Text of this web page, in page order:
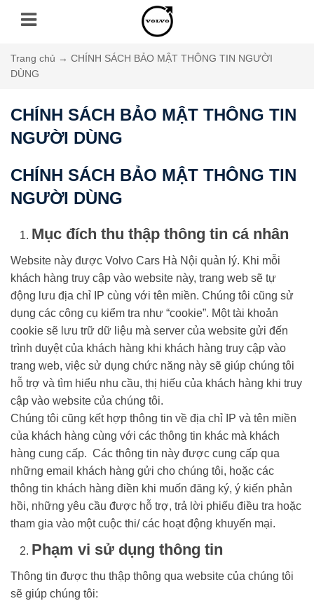
Trang chủ → CHÍNH SÁCH BẢO MẬT THÔNG TIN NGƯỜI
DÙNG
CHÍNH SÁCH BẢO MẬT THÔNG TIN
NGƯỜI DÙNG
CHÍNH SÁCH BẢO MẬT THÔNG TIN
NGƯỜI DÙNG
Mục đích thu thập thông tin cá nhân
Website này được Volvo Cars Hà Nội quản lý. Khi mỗi
khách hàng truy cập vào website này, trang web sẽ tự
động lưu địa chỉ IP cùng với tên miền. Chúng tôi cũng sử
dụng các công cụ kiểm tra như “cookie”. Một tài khoản
cookie sẽ lưu trữ dữ liệu mà server của website gửi đến
trình duyệt của khách hàng khi khách hàng truy cập vào
trang web, việc sử dụng chức năng này sẽ giúp chúng tôi
hỗ trợ và tìm hiểu nhu cầu, thị hiếu của khách hàng khi truy
cập vào website của chúng tôi.
Chúng tôi cũng kết hợp thông tin về địa chỉ IP và tên miền
của khách hàng cùng với các thông tin khác mà khách
hàng cung cấp. Các thông tin này được cung cấp qua
những email khách hàng gửi cho chúng tôi, hoặc các
thông tin khách hàng điền khi muốn đăng ký, ý kiến phản
hồi, những yêu cầu được hỗ trợ, trả lời phiếu điều tra hoặc
tham gia vào một cuộc thi/ các hoạt động khuyến mại.
Phạm vi sử dụng thông tin
Thông tin được thu thập thông qua website của chúng tôi
sẽ giúp chúng tôi: